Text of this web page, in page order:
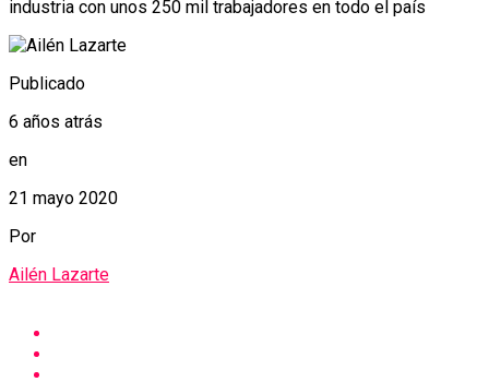
industria con unos 250 mil trabajadores en todo el país
Publicado
6 años atrás
en
21 mayo 2020
Por
Ailén Lazarte